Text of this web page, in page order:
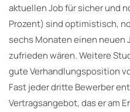
aktuellen Job für sicher und
Prozent) sind optimistisch,
sechs Monaten einen neuen
zufrieden wären. Weitere
gute Verhandlungsposition
Fast jeder dritte Bewerber
Vertragsangebot, das er am